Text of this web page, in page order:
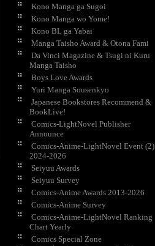
Kono Manga ga Sugoi
Kono Manga wo Yome!
Kono BL ga Yabai
Manga Taisho Award & Otona Fami
Da Vinci Magazine & Tsugi ni Kuru
Manga Taisho
Boys Love Awards
Yuri Manga Sousenkyo
Japanese Bookstores Recommend &
BookLive!
Comics-LightNovel Publisher
Announce
Comics-Anime-LightNovel Event (2)
2024-2026
Seiyuu Awards
Seiyuu Survey
Comics-Anime Awards 2013-2026
Comics-Anime Survey
Comics-Anime-LightNovel Ranking
Chart Yearly
Comics Special Zone